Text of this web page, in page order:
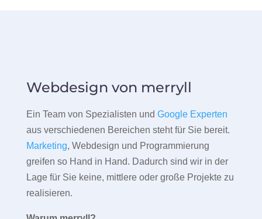
Webdesign von merryll
Ein Team von Spezialisten und Google Experten
aus verschiedenen Bereichen steht für Sie bereit.
Marketing, Webdesign und Programmierung
greifen so Hand in Hand. Dadurch sind wir in der
Lage für Sie keine, mittlere oder große Projekte zu
realisieren.